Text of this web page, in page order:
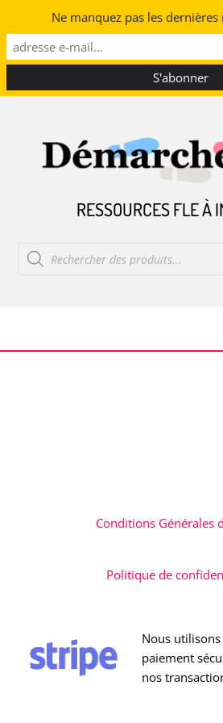
RESSOURCES FLE À
Recherche
de
produits
Conditions Générales
Politique de
Nous
paiement
nos
Ne manquez pas les dernières